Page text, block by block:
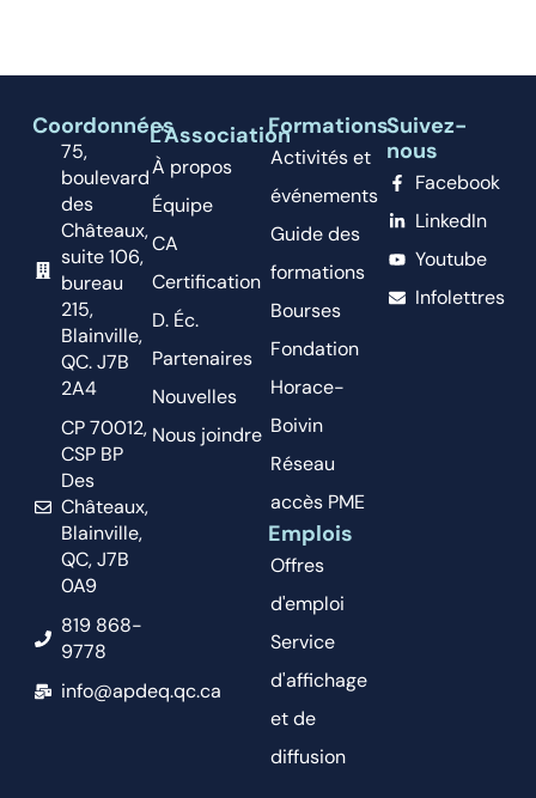
Coordonnées
75,
boulevard
des
Châteaux,
suite 106,
bureau
215,
Blainville,
QC. J7B
2A4
CP 70012,
CSP BP
Des
Châteaux,
Blainville,
QC, J7B
0A9
819 868-
9778
info@apdeq.qc.ca
L'Association
À propos
Équipe
CA
Certification
D. Éc.
Partenaires
Nouvelles
Nous joindre
Formations
Activités et
événements
Guide des
formations
Bourses
Fondation
Horace-
Boivin
Réseau
accès PME
Emplois
Offres
d'emploi
Service
d'affichage
et de
diffusion
Suivez-
nous
Facebook
LinkedIn
Youtube
Infolettres